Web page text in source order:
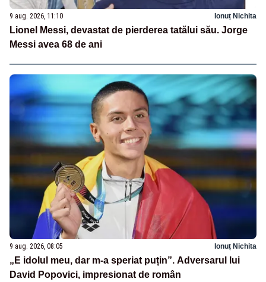
9 aug. 2026, 11:10 Ionuț Nichita
Lionel Messi, devastat de pierderea tatălui său. Jorge
Messi avea 68 de ani
9 aug. 2026, 08:05 Ionuț Nichita
„E idolul meu, dar m-a speriat puțin”. Adversarul lui
David Popovici, impresionat de român